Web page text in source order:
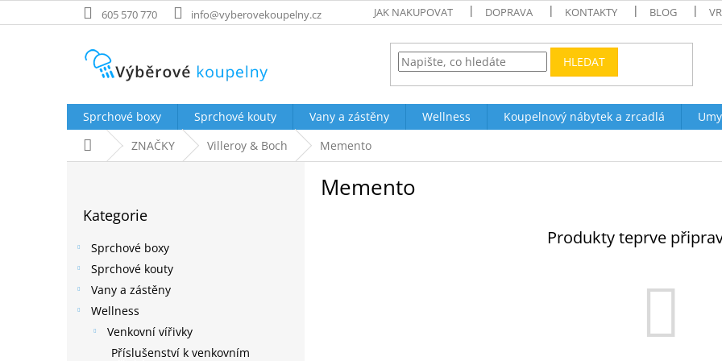
na
605 570 770 info@vyberovekoupelny.cz JAK NAKUPOVAT DOPRAVA KONTAKTY BLOG
HLEDAT
Sprchové boxy Sprchové kouty Vany a zástěny Wellness Koupelnový nábytek a zrcadlá
Domů ZNAČKY Villeroy & Boch Memento
kategorie
Kategorie
Sprchové boxy
Sprchové kouty
Vany a zástěny
Wellness
Venkovní vířivky
Příslušenství k venkovním
Memento
Produkty teprve